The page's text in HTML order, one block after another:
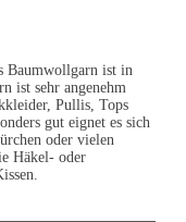
Baumwollgarn ist in
ist sehr angenehm
Pullis, Tops
gut eignet es sich
oder vielen
Häkel- oder